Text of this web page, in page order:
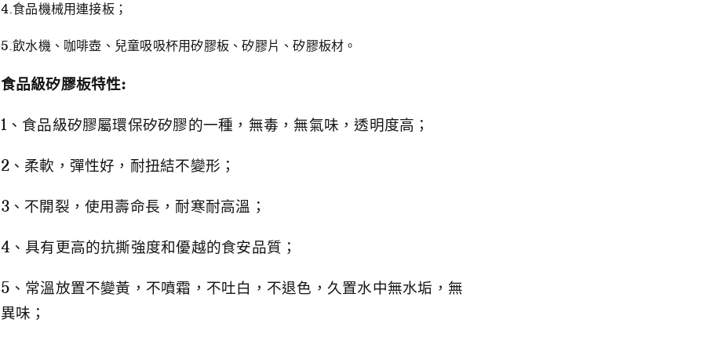
4.食品機械用連接板；
5.飲水機、咖啡壺、兒童吸吸杯用矽膠板、矽膠片、矽膠板材。
食品級矽膠板特性:
1、食品級矽膠屬環保矽矽膠的一種，無毒，無氣味，透明度高；
2、柔軟，彈性好，耐扭結不變形；
3、不開裂，使用壽命長，耐寒耐高溫；
4、具有更高的抗撕強度和優越的食安品質；
5、常溫放置不變黃，不噴霜，不吐白，不退色，久置水中無水垢，無
異味；